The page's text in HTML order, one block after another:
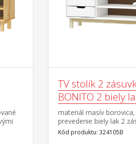
TV stolík 2
BONITO 2 biely
materiál masív
prevedenie biely lak 2
kovovými pojazdmi, 1
na pretiahnutie káblov
Kód produktu: 324105B